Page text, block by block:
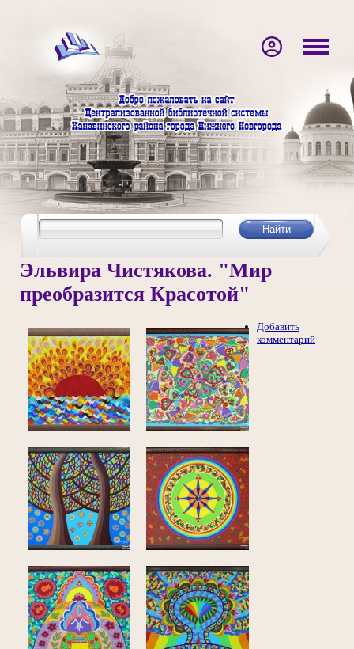
Эльвира Чистякова. "Мир
преобразится Красотой"
Добавить
комментарий